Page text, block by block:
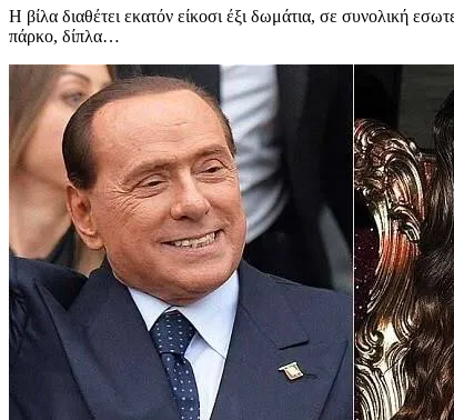
Η βίλα διαθέτει εκατόν είκοσι έξι δωμάτια, σε συνολική
πάρκο, δίπλα…